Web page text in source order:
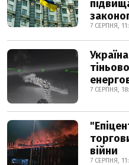
7 СЕРПНЯ,
7 СЕРПНЯ,
війни
7 СЕРПНЯ,